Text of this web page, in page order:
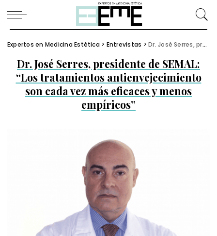
Expertos en Medicina Estética > Entrevistas >Dr. José Serres, presidente de SEMAL: “Los tratamientos antienvejecimiento son cada vez más eficaces y menos empíricos”
Dr. José Serres, presidente de SEMAL:
“Los tratamientos antienvejecimiento
son cada vez más eficaces y menos
empíricos”